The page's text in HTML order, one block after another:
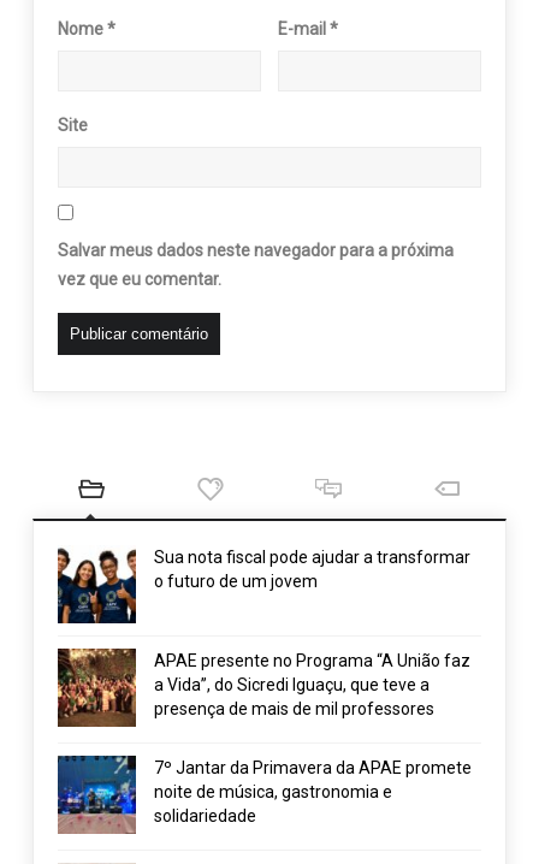
Nome* E-mail*
Site
Salvar meus dados neste navegador para a próxima
vez que eu comentar.
Sua nota fiscal pode ajudar a transformar
o futuro de um jovem
APAE presente no Programa “A União faz
a Vida”, do Sicredi Iguaçu, que teve a
presença de mais de mil professores
7º Jantar da Primavera da APAE promete
noite de música, gastronomia e
solidariedade